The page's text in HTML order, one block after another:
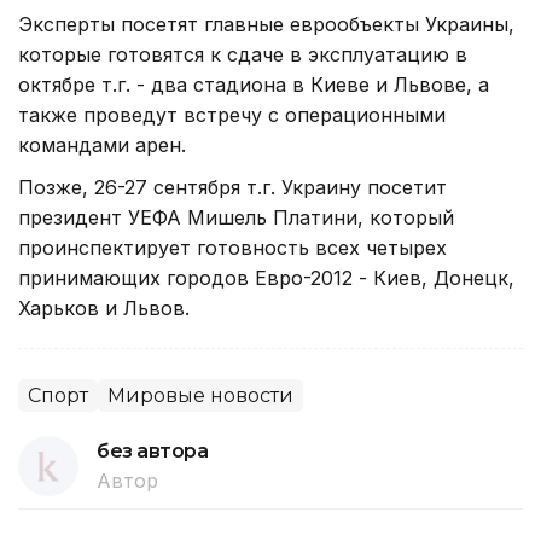
Эксперты посетят главные еврообъекты Украины,
которые готовятся к сдаче в эксплуатацию в
октябре т.г. - два стадиона в Киеве и Львове, а
также проведут встречу с операционными
командами арен.
Позже, 26-27 сентября т.г. Украину посетит
президент УЕФА Мишель Платини, который
проинспектирует готовность всех четырех
принимающих городов Евро-2012 - Киев, Донецк,
Харьков и Львов.
Спорт Мировые новости
без автора
Автор